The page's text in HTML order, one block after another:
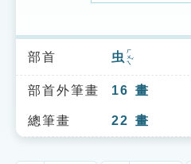
索引選單
知識索引
單字索引
部首 虫 ㄏㄨㄟˇ
部首外筆畫 16 畫
總筆畫 22 畫